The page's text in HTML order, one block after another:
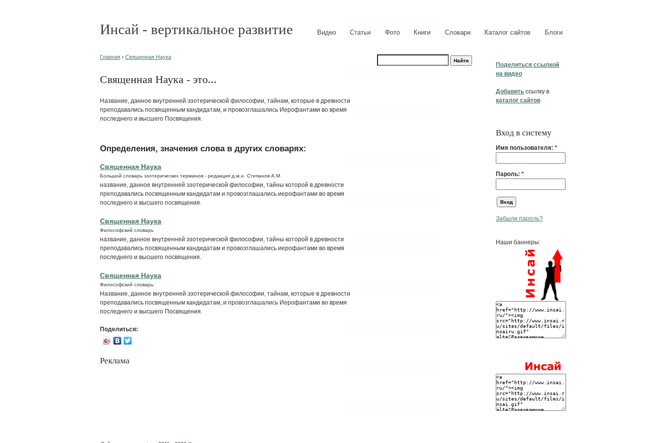
Инсай - вертикальное развитие Видео Статьи Фото Книги Словари Каталог сайтов Блоги
Поделиться ссылкой
на видео
Добавить ссылку в
каталог сайтов
Вход в систему
Имя пользователя: *
Пароль: *
Забыли пароль?
Наши баннеры:
Главная › Священная Наука
Священная Наука - это...
Название, данное внутренней эзотерической философии, тайнам, которые в древности
преподавались посвященным кандидатам, и провозглашались Иерофантами во время
последнего и высшего Посвящения.
Определения, значения слова в других словарях:
Священная Наука
Большой словарь эзотерических терминов - редакция д.м.н. Степанов А.М
название, данное внутренней эзотерической философии, тайны которой в древности
преподавались посвященным кандидатам и провозглашались иерофантами во время
последнего и высшего посвящения.
Священная Наука
Философский словарь
название, данное внутренней эзотерической философии, тайны которой в древности
преподавались посвященным кандидатам и провозглашались иерофантами во время
последнего и высшего посвящения.
Священная Наука
Философский словарь
Название, данное внутренней эзотерической философии, тайнам, которые в древности
преподавались посвященным кандидатам, и провозглашались Иерофантами во время
последнего и высшего Посвящения.
Поделиться:
Реклама